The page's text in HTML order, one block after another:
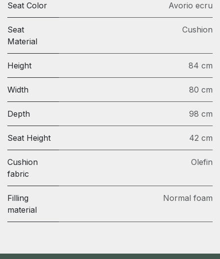
Seat Color Avorio ecru
Seat
Material
Cushion
Height 84 cm
Width 80 cm
Depth 98 cm
Seat Height 42 cm
Cushion
fabric
Olefin
Filling
material
Normal foam